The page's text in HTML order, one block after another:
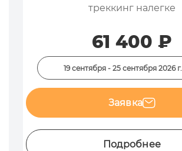
треккинг налегке
61 400 ₽
19 сентября - 25 сентября 2026 г.
Подробнее
Заявка